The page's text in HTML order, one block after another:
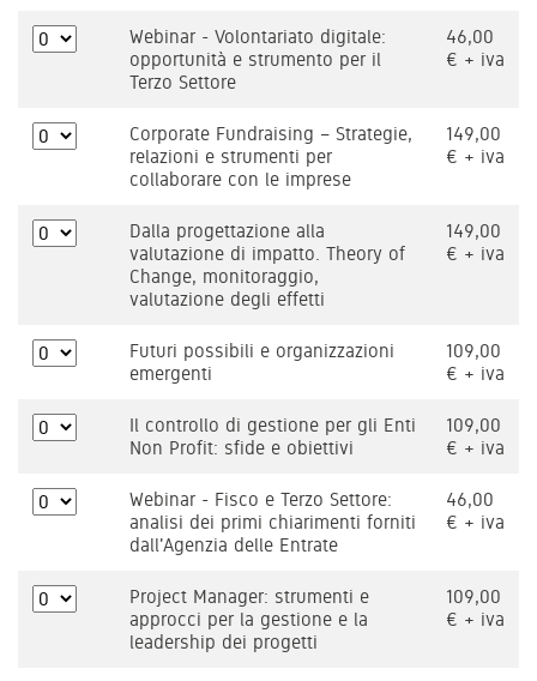
Webinar - Volontariato digitale:
opportunità e strumento per il
Terzo Settore
46,00
€ + iva
Corporate Fundraising – Strategie,
relazioni e strumenti per
collaborare con le imprese
149,00
€ + iva
Dalla progettazione alla
valutazione di impatto. Theory of
Change, monitoraggio,
valutazione degli effetti
149,00
€ + iva
Futuri possibili e organizzazioni
emergenti
109,00
€ + iva
Il controllo di gestione per gli Enti
Non Profit: sfide e obiettivi
109,00
€ + iva
Webinar - Fisco e Terzo Settore:
analisi dei primi chiarimenti forniti
dall'Agenzia delle Entrate
46,00
€ + iva
Project Manager: strumenti e
approcci per la gestione e la
leadership dei progetti
109,00
€ + iva